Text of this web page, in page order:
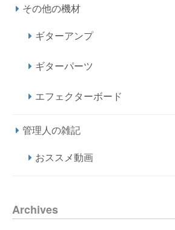
その他の機材
ギターアンプ
ギターパーツ
エフェクターボード
管理人の雑記
おススメ動画
Archives